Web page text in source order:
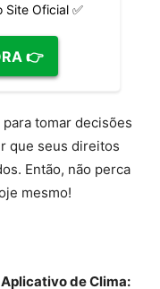
Site Oficial ✅
👉
tomar decisões
que seus direitos
Então, não perca
mesmo!
de Clima: